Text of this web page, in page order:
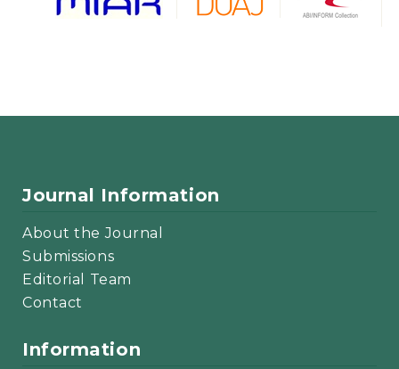
Journal Information
About the Journal
Submissions
Editorial Team
Contact
Information